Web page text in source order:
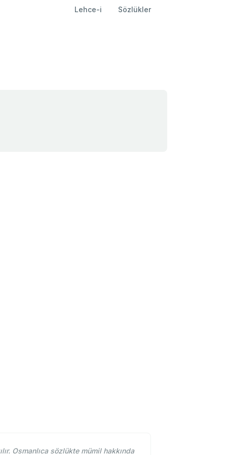
Lehce-i Sözlükler
Osmanlıca sözlükte mümil hakkında